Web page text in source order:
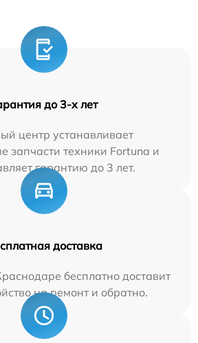
до 3-х лет
центр устанавливает
запчасти техники Fortuna и
гарантию до 3 лет.
доставка
бесплатно доставит
на ремонт и обратно.